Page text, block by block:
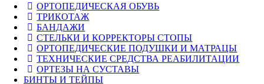
ОРТОПЕДИЧЕСКАЯ ОБУВЬ
ТРИКОТАЖ
БАНДАЖИ
СТЕЛЬКИ И КОРРЕКТОРЫ СТОПЫ
ОРТОПЕДИЧЕСКИЕ ПОДУШКИ И МАТРАЦЫ
ТЕХНИЧЕСКИЕ СРЕДСТВА РЕАБИЛИТАЦИИ
ОРТЕЗЫ НА СУСТАВЫ
БИНТЫ И ТЕЙПЫ